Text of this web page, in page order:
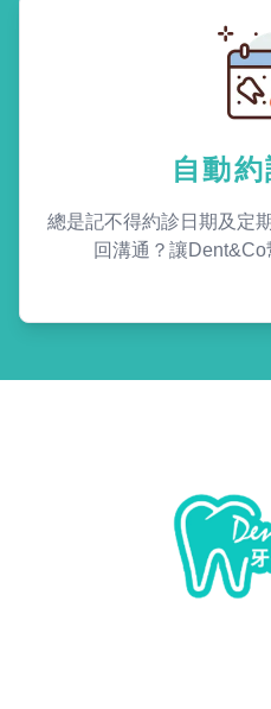
自動
總是記不得約診日期及定
回溝通？讓Dent&Co